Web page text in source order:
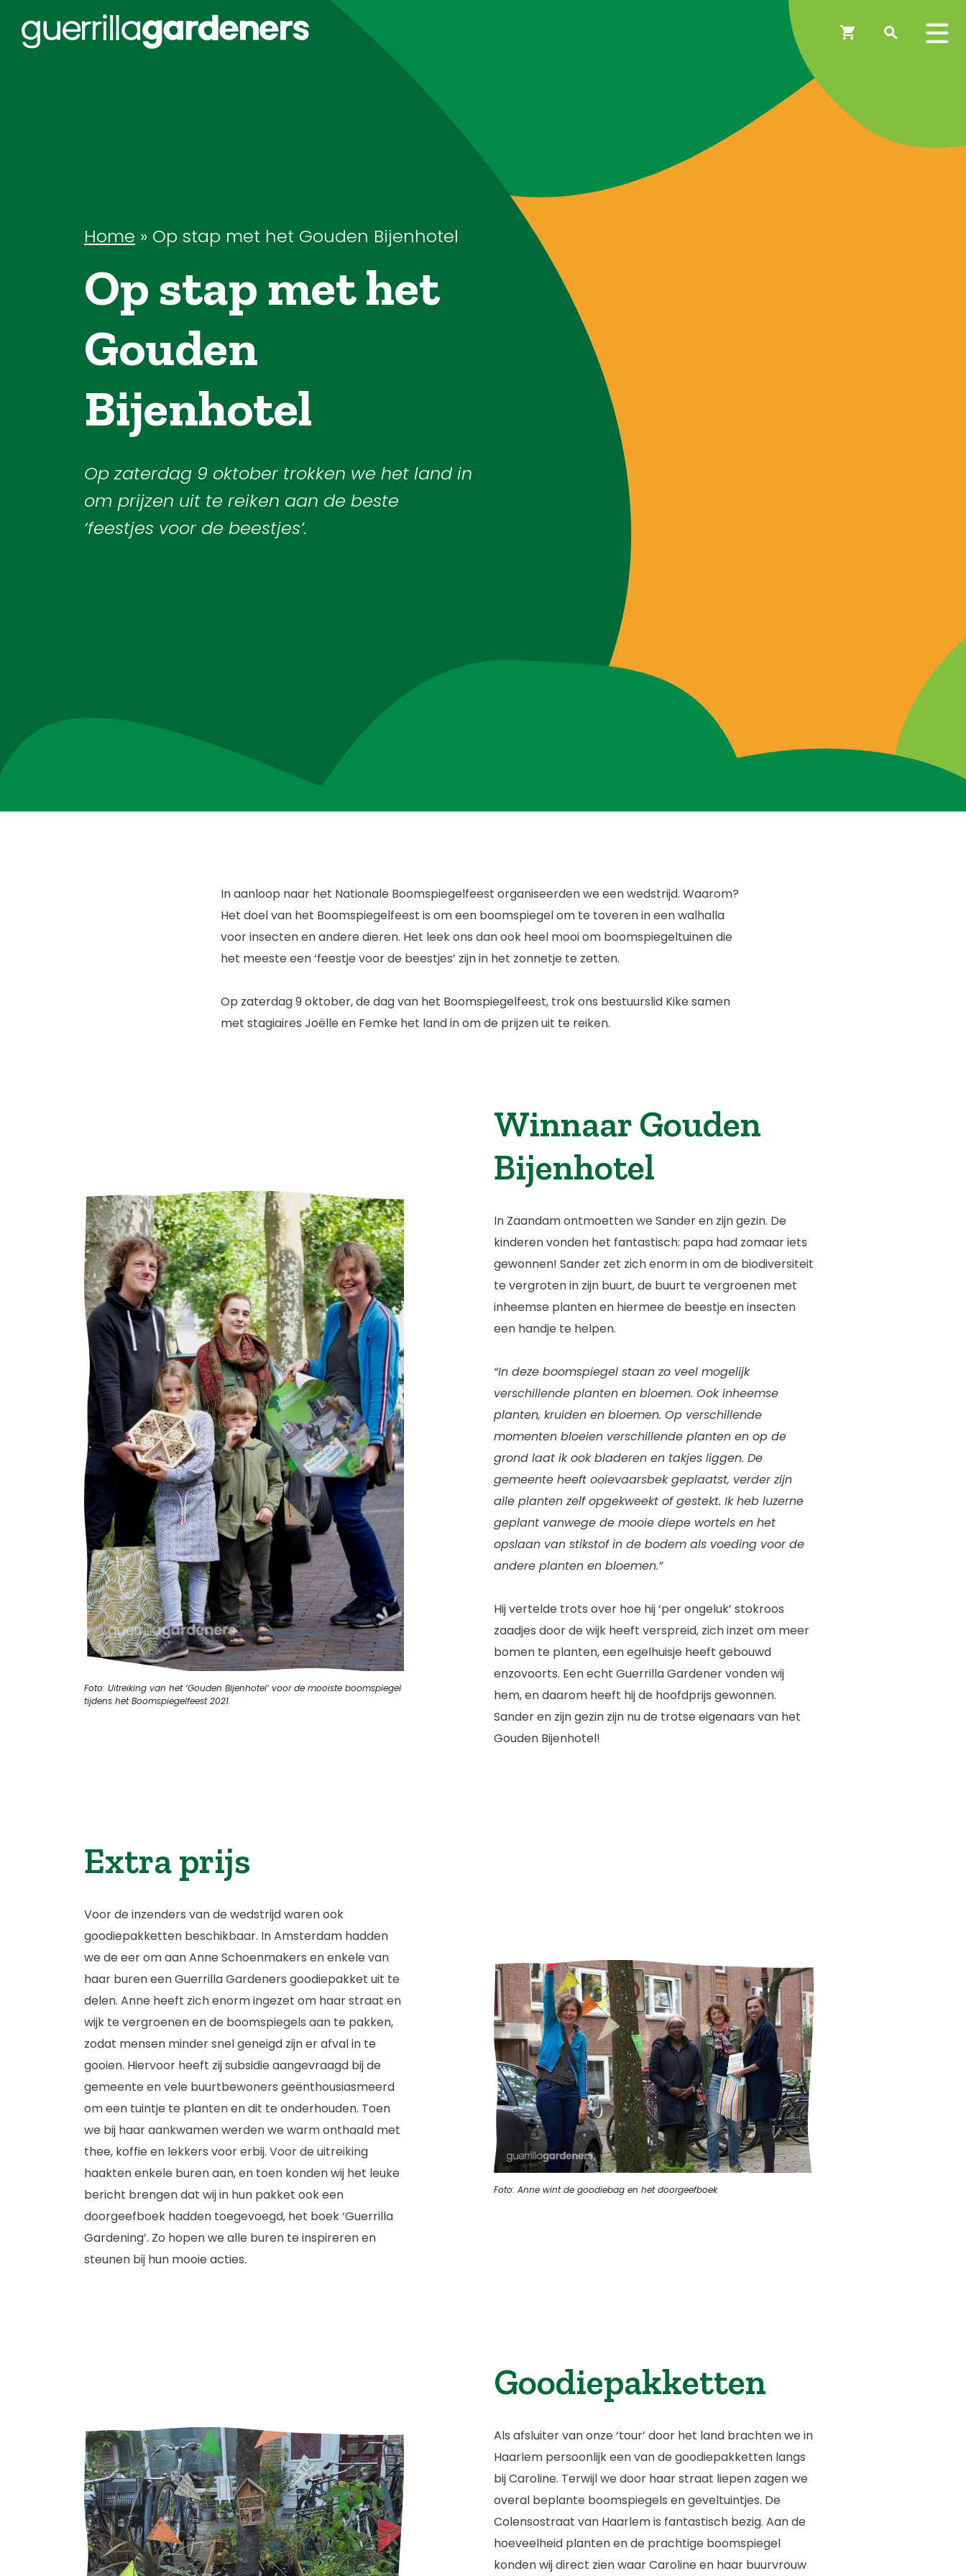
Workshops
Tips & Inspiratie
Op de kaart
Contact
Home » Op stap met het Gouden Bijenhotel
Op stap met het
Gouden
Bijenhotel
Op zaterdag 9 oktober trokken we het land in
om prijzen uit te reiken aan de beste
‘feestjes voor de beestjes’.
In aanloop naar het Nationale Boomspiegelfeest organiseerden we een wedstrijd. Waarom?
Het doel van het Boomspiegelfeest is om een boomspiegel om te toveren in een walhalla
voor insecten en andere dieren. Het leek ons dan ook heel mooi om boomspiegeltuinen die
het meeste een ‘feestje voor de beestjes’ zijn in het zonnetje te zetten.
Op zaterdag 9 oktober, de dag van het Boomspiegelfeest, trok ons bestuurslid Kike samen
met stagiaires Joëlle en Femke het land in om de prijzen uit te reiken.
Winnaar Gouden
Bijenhotel
In Zaandam ontmoetten we Sander en zijn gezin. De
kinderen vonden het fantastisch: papa had zomaar iets
gewonnen! Sander zet zich enorm in om de biodiversiteit
te vergroten in zijn buurt, de buurt te vergroenen met
inheemse planten en hiermee de beestje en insecten
een handje te helpen.
“In deze boomspiegel staan zo veel mogelijk
verschillende planten en bloemen. Ook inheemse
planten, kruiden en bloemen. Op verschillende
momenten bloeien verschillende planten en op de
grond laat ik ook bladeren en takjes liggen. De
gemeente heeft ooievaarsbek geplaatst, verder zijn
alle planten zelf opgekweekt of gestekt. Ik heb luzerne
geplant vanwege de mooie diepe wortels en het
opslaan van stikstof in de bodem als voeding voor de
andere planten en bloemen.”
Hij vertelde trots over hoe hij ‘per ongeluk’ stokroos
zaadjes door de wijk heeft verspreid, zich inzet om meer
bomen te planten, een egelhuisje heeft gebouwd
enzovoorts. Een echt Guerrilla Gardener vonden wij
hem, en daarom heeft hij de hoofdprijs gewonnen.
Sander en zijn gezin zijn nu de trotse eigenaars van het
Gouden Bijenhotel!
Foto: Uitreiking van het ‘Gouden Bijenhotel’ voor de mooiste boomspiegel
tijdens het Boomspiegelfeest 2021.
Extra prijs
Voor de inzenders van de wedstrijd waren ook
goodiepakketten beschikbaar. In Amsterdam hadden
we de eer om aan Anne Schoenmakers en enkele van
haar buren een Guerrilla Gardeners goodiepakket uit te
delen. Anne heeft zich enorm ingezet om haar straat en
wijk te vergroenen en de boomspiegels aan te pakken,
zodat mensen minder snel geneigd zijn er afval in te
gooien. Hiervoor heeft zij subsidie aangevraagd bij de
gemeente en vele buurtbewoners geënthousiasmeerd
om een tuintje te planten en dit te onderhouden. Toen
we bij haar aankwamen werden we warm onthaald met
thee, koffie en lekkers voor erbij. Voor de uitreiking
haakten enkele buren aan, en toen konden wij het leuke
bericht brengen dat wij in hun pakket ook een
doorgeefboek hadden toegevoegd, het boek ‘Guerrilla
Gardening’. Zo hopen we alle buren te inspireren en
steunen bij hun mooie acties.
Foto: Anne wint de goodiebag en het doorgeefboek
Goodiepakketten
Als afsluiter van onze ‘tour’ door het land brachten we in
Haarlem persoonlijk een van de goodiepakketten langs
bij Caroline. Terwijl we door haar straat liepen zagen we
overal beplante boomspiegels en geveltuintjes. De
Colensostraat van Haarlem is fantastisch bezig. Aan de
hoeveelheid planten en de prachtige boomspiegel
konden wij direct zien waar Caroline en haar buurvrouw